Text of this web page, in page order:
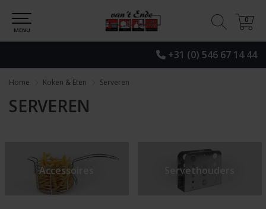
+31 (0) 546 67 14 44
0
0
MENU
Home Koken & Eten Serveren
SERVEREN
Accessoires Servethouders